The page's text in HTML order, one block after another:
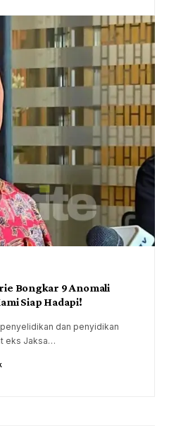
Bongkar 9 Anomali
Siap Hadapi!
dan penyidikan
eks Jaksa…